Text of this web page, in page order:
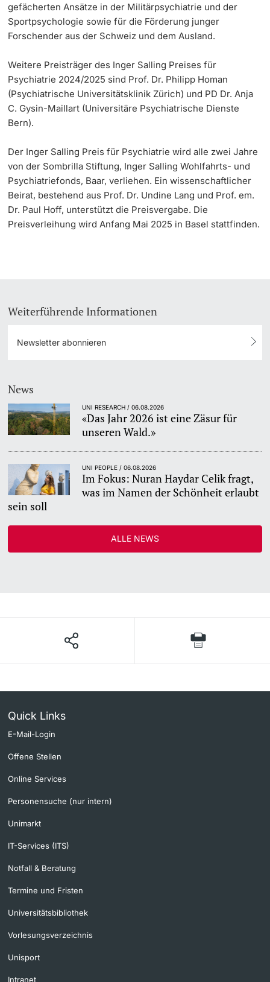
gefächerten Ansätze in der Militärpsychiatrie und der
Sportpsychologie sowie für die Förderung junger
Forschender aus der Schweiz und dem Ausland.
Weitere Preisträger des Inger Salling Preises für
Psychiatrie 2024/2025 sind Prof. Dr. Philipp Homan
(Psychiatrische Universitätsklinik Zürich) und PD Dr. Anja
C. Gysin-Maillart (Universitäre Psychiatrische Dienste
Bern).
Der Inger Salling Preis für Psychiatrie wird alle zwei Jahre
von der Sombrilla Stiftung, Inger Salling Wohlfahrts- und
Psychiatriefonds, Baar, verliehen. Ein wissenschaftlicher
Beirat, bestehend aus Prof. Dr. Undine Lang und Prof. em.
Dr. Paul Hoff, unterstützt die Preisvergabe. Die
Preisverleihung wird Anfang Mai 2025 in Basel stattfinden.
Weiterführende Informationen
Newsletter abonnieren
News
UNI RESEARCH / 06.08.2026
«Das Jahr 2026 ist eine Zäsur für
unseren Wald.»
UNI PEOPLE / 06.08.2026
Im Fokus: Nuran Haydar Celik fragt,
was im Namen der Schönheit erlaubt
sein soll
ALLE NEWS
Quick Links
E-Mail-Login
Offene Stellen
Online Services
Personensuche (nur intern)
Unimarkt
IT-Services (ITS)
Notfall & Beratung
Termine und Fristen
Universitätsbibliothek
Vorlesungsverzeichnis
Unisport
Intranet